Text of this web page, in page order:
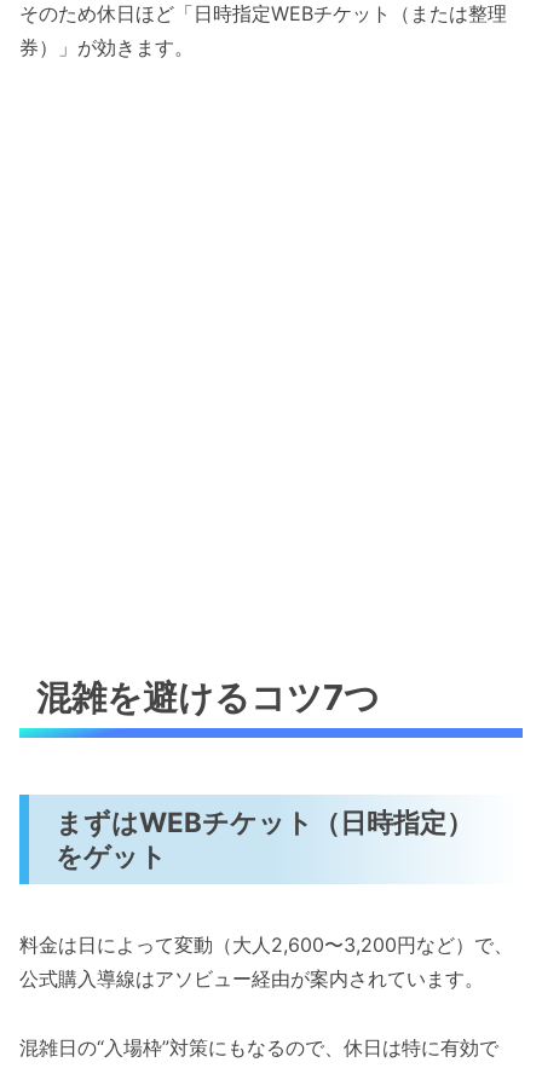
そのため休日ほど「日時指定WEBチケット（または整理
券）」が効きます。
混雑を避けるコツ7つ
まずはWEBチケット（日時指定）
をゲット
料金は日によって変動（大人2,600〜3,200円など）で、
公式購入導線はアソビュー経由が案内されています。
混雑日の“入場枠”対策にもなるので、休日は特に有効で